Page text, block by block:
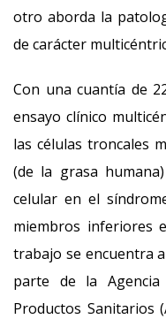
otro aborda la
de carácter
Con una cuantía de
ensayo clínico
las células troncales
(de la grasa
celular en el
miembros inferiores
trabajo se encuentra
parte de la Agencia
Productos Sanitarios